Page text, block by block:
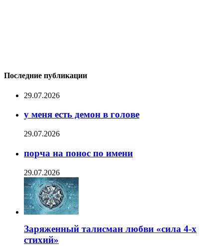
Последние публикации
29.07.2026
у меня есть демон в голове
29.07.2026
порча на понос по имени
29.07.2026
Заряженный талисман любви «сила 4-х
стихий»